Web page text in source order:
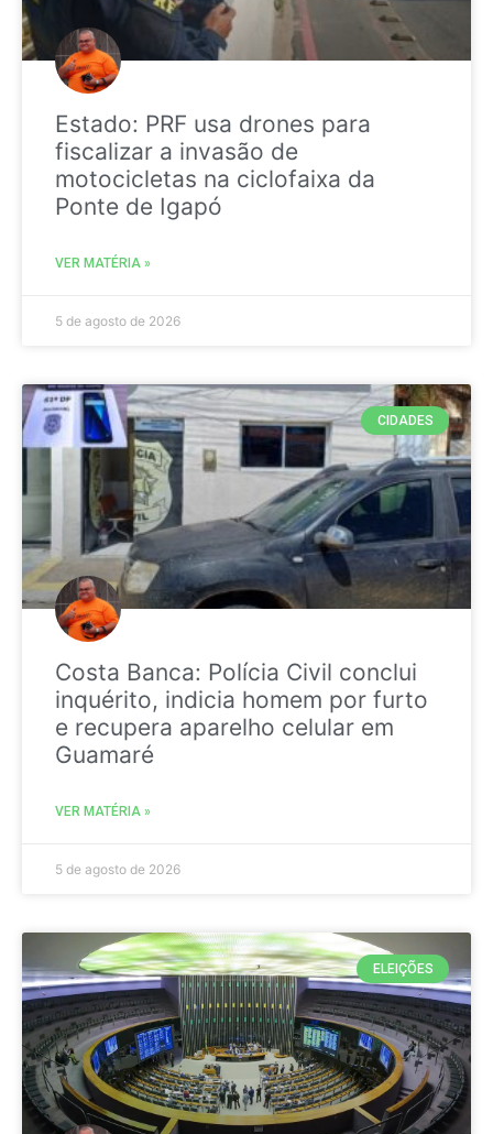
Estado: PRF usa drones para
fiscalizar a invasão de
motocicletas na ciclofaixa da
Ponte de Igapó
VER MATÉRIA »
5 de agosto de 2026
CIDADES
Costa Banca: Polícia Civil conclui
inquérito, indicia homem por furto
e recupera aparelho celular em
Guamaré
VER MATÉRIA »
5 de agosto de 2026
ELEIÇÕES